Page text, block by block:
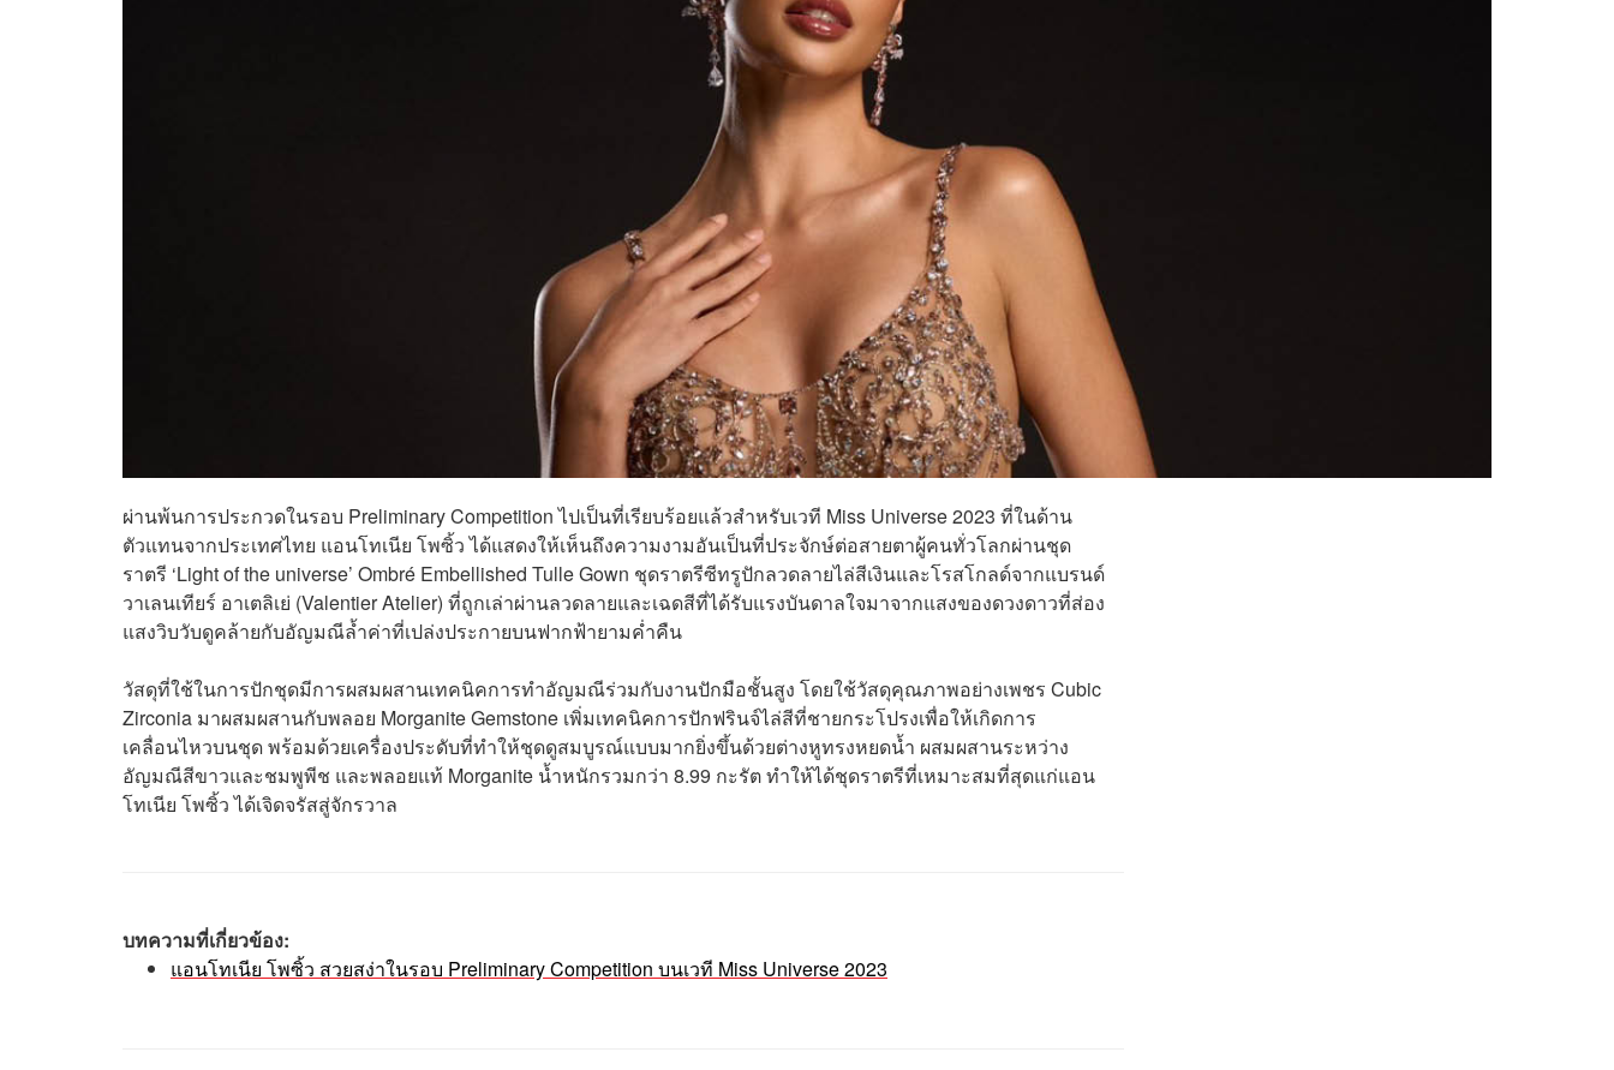
ผ่านพ้นการประกวดในรอบ Preliminary Competition ไปเป็นที่เรียบร้อยแล้วสำหรับเวที Miss Universe 2023 ที่ในด้าน
ตัวแทนจากประเทศไทย แอนโทเนีย โพซิ้ว ได้แสดงให้เห็นถึงความงามอันเป็นที่ประจักษ์ต่อสายตาผู้คนทั่วโลกผ่านชุด
ราตรี ‘Light of the universe’ Ombré Embellished Tulle Gown ชุดราตรีซีทรูปักลวดลายไล่สีเงินและโรสโกลด์จากแบรนด์
วาเลนเทียร์ อาเตลิเย่ (Valentier Atelier) ที่ถูกเล่าผ่านลวดลายและเฉดสีที่ได้รับแรงบันดาลใจมาจากแสงของดวงดาวที่ส่อง
แสงวิบวับดูคล้ายกับอัญมณีล้ำค่าที่เปล่งประกายบนฟากฟ้ายามค่ำคืน
วัสดุที่ใช้ในการปักชุดมีการผสมผสานเทคนิคการทำอัญมณีร่วมกับงานปักมือชั้นสูง โดยใช้วัสดุคุณภาพอย่างเพชร Cubic
Zirconia มาผสมผสานกับพลอย Morganite Gemstone เพิ่มเทคนิคการปักฟรินจ์ไล่สีที่ชายกระโปรงเพื่อให้เกิดการ
เคลื่อนไหวบนชุด พร้อมด้วยเครื่องประดับที่ทำให้ชุดดูสมบูรณ์แบบมากยิ่งขึ้นด้วยต่างหูทรงหยดน้ำ ผสมผสานระหว่าง
อัญมณีสีขาวและชมพูพีช และพลอยแท้ Morganite น้ำหนักรวมกว่า 8.99 กะรัต ทำให้ได้ชุดราตรีที่เหมาะสมที่สุดแก่แอน
โทเนีย โพซิ้ว ได้เจิดจรัสสู่จักรวาล
บทความที่เกี่ยวข้อง:
แอนโทเนีย โพซิ้ว สวยสง่าในรอบ Preliminary Competition บนเวที Miss Universe 2023